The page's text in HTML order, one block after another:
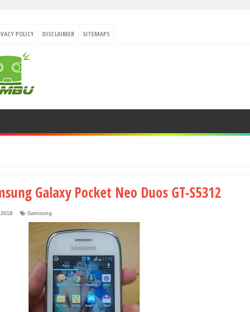
POLICY DISCLAIMER SITEMAPS
Galaxy Pocket Neo Duos GT-S5312
Samsung